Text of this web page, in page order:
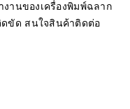
งานของเครื่องพิมพ์ฉลาก
ดขัด สนใจสินค้าติดต่อ